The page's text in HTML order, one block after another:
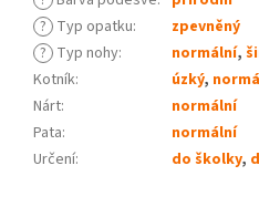
? Typ opatku:
zpevněný
? Typ nohy: normální,
Kotník: úzký,
Nárt:
normální
Pata:
normální
Určení: do školky,